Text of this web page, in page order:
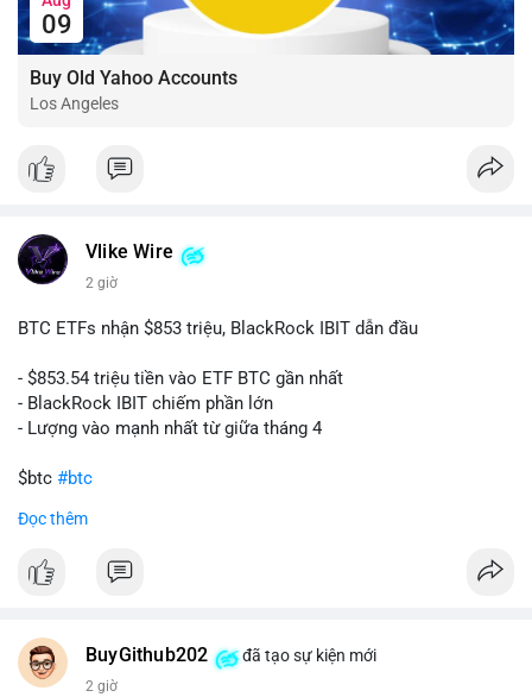
09
Buy Old Yahoo Accounts
Los Angeles
Vlike Wire
2 giờ
BTC ETFs nhận $853 triệu, BlackRock IBIT dẫn đầu
- $853.54 triệu tiền vào ETF BTC gần nhất
- BlackRock IBIT chiếm phần lớn
- Lượng vào mạnh nhất từ giữa tháng 4
$btc #btc
#vlikevn
📰 Nguồn: CoinDesk
Đọc thêm
BuyGithub202 đã tạo sự kiện mới
2 giờ